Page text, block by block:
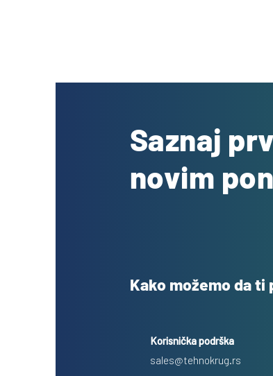
Saznaj
novim
Kako možemo da ti
Korisnička podrška
sales@tehnokrug.rs